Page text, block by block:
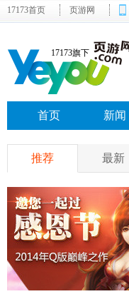
17173首页 页游网
17173旗下
首页 新闻
推荐 最新